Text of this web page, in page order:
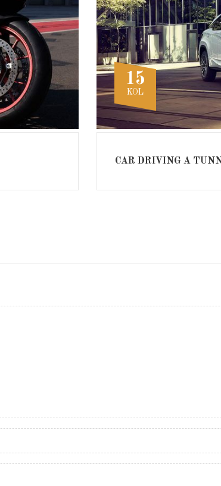
15
KOL
CAR DRIVING A